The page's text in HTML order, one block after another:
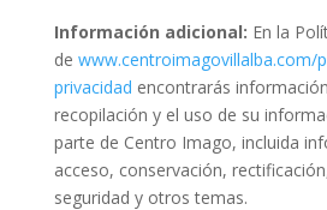
Información adicional: En la
de www.centroimagovillalba.com/
privacidad encontrarás
recopilación y el uso de su
parte de Centro Imago, incluida
acceso, conservación,
seguridad y otros temas.